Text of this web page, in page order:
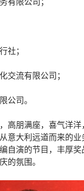
社；
交流有限公司；
公司。
高朋满座，喜气洋
意大利远道而来的
自演的节目，丰厚
的氛围。